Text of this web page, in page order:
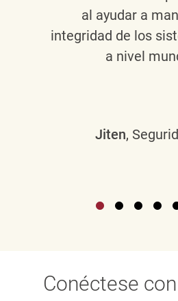
al ayudar a
integridad de los
a nivel
Jiten,
Conéctese